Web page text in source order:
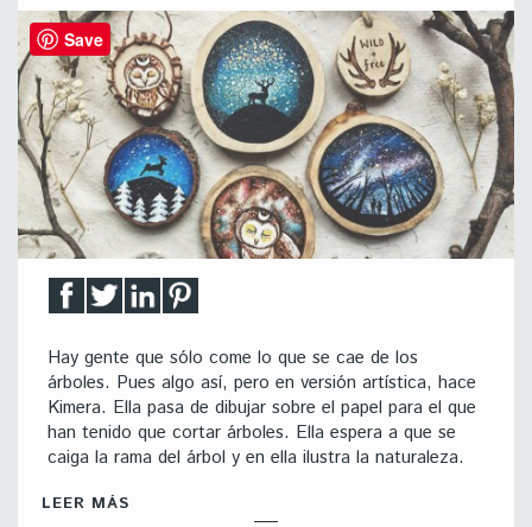
Hay gente que sólo come lo que se cae de los
árboles. Pues algo así, pero en versión artística, hace
Kimera. Ella pasa de dibujar sobre el papel para el que
han tenido que cortar árboles. Ella espera a que se
caiga la rama del árbol y en ella ilustra la naturaleza.
LEER MÁS
Save